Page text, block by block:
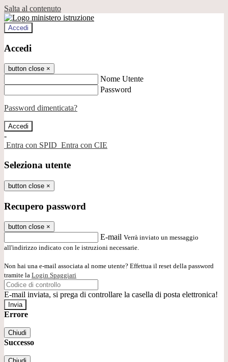
Salta al contenuto
Accedi
Accedi
button close ×
Nome Utente
Password
Password dimenticata?
-
Entra con SPID Entra con CIE
Seleziona utente
button close ×
Recupero password
button close ×
E-mail Verrà inviato un messaggio
all'indirizzo indicato con le istruzioni necessarie.
Non hai una e-mail associata al nome utente? Effettua il reset della password
tramite la Login Spaggiari
E-mail inviata, si prega di controllare la casella di posta elettronica!
Errore
Chiudi
Successo